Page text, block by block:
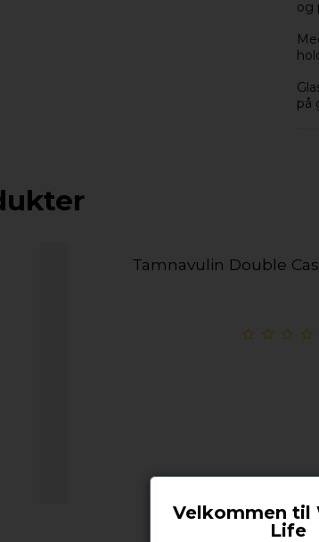
og
på
Tamnavulin Double
Velkommen til
Life